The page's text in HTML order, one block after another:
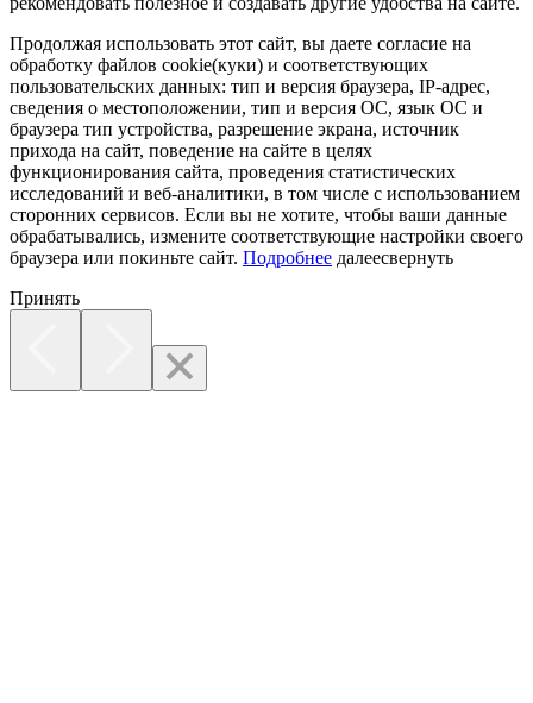
Продолжая использовать этот сайт, вы даете согласие на
обработку файлов cookie(куки) и соответствующих
пользовательских данных: тип и версия браузера, IP-адрес,
сведения о местоположении, тип и версия ОС, язык ОС и
браузера тип устройства, разрешение экрана, источник
прихода на сайт, поведение на сайте в целях
функционирования сайта, проведения статистических
исследований и веб-аналитики, в том числе с использованием
сторонних сервисов. Если вы не хотите, чтобы ваши данные
обрабатывались, измените соответствующие настройки своего
браузера или покиньте сайт. Подробнее далеесвернуть
Принять